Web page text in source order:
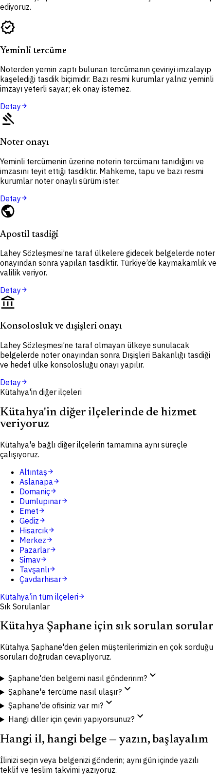
ediyoruz.
verified
Yeminli tercüme
Noterden yemin zaptı bulunan tercümanın çeviriyi imzalayıp
kaşelediği tasdik biçimidir. Bazı resmi kurumlar yalnız yeminli
imzayı yeterli sayar; ek onay istemez.
Detayarrow_forward
gavel
Noter onayı
Yeminli tercümenin üzerine noterin tercümanı tanıdığını ve
imzasını teyit ettiği tasdiktir. Mahkeme, tapu ve bazı resmi
kurumlar noter onaylı sürüm ister.
Detayarrow_forward
public
Apostil tasdiği
Lahey Sözleşmesi’ne taraf ülkelere gidecek belgelerde noter
onayından sonra yapılan tasdiktir. Türkiye’de kaymakamlık ve
valilik veriyor.
Detayarrow_forward
account_balance
Konsolosluk ve dışişleri onayı
Lahey Sözleşmesi’ne taraf olmayan ülkeye sunulacak
belgelerde noter onayından sonra Dışişleri Bakanlığı tasdiği
ve hedef ülke konsolosluğu onayı yapılır.
Detayarrow_forward
Kütahya'in diğer ilçeleri
Kütahya'in diğer ilçelerinde de hizmet
veriyoruz
Kütahya'e bağlı diğer ilçelerin tamamına aynı süreçle
çalışıyoruz.
Altıntaşarrow_forward
Aslanapaarrow_forward
Domaniçarrow_forward
Dumlupınararrow_forward
Emetarrow_forward
Gedizarrow_forward
Hisarcıkarrow_forward
Merkezarrow_forward
Pazarlararrow_forward
Simavarrow_forward
Tavşanlıarrow_forward
Çavdarhisararrow_forward
Kütahya’in tüm ilçeleriarrow_forward
Sık Sorulanlar
Kütahya Şaphane için sık sorulan sorular
Kütahya Şaphane'den gelen müşterilerimizin en çok sorduğu
soruları doğrudan cevaplıyoruz.
Şaphane'den belgemi nasıl gönderirim?expand_more
Şaphane'e tercüme nasıl ulaşır?expand_more
Şaphane'de ofisiniz var mı?expand_more
Hangi diller için çeviri yapıyorsunuz?expand_more
Hangi il, hangi belge — yazın, başlayalım
İlinizi seçin veya belgenizi gönderin; aynı gün içinde yazılı
teklif ve teslim takvimi yazıyoruz.